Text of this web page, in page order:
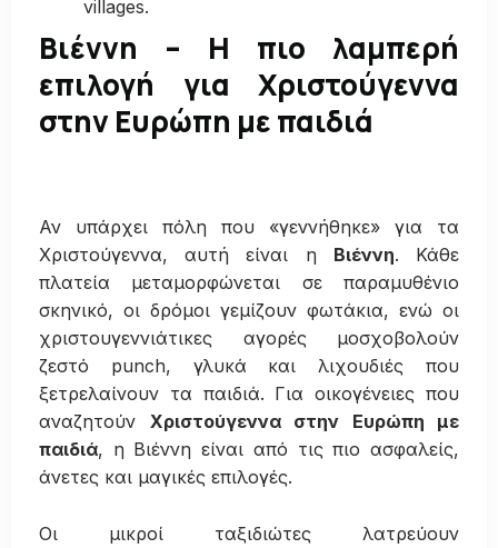
villages.
Βιέννη – Η πιο λαμπερή
επιλογή για Χριστούγεννα
στην Ευρώπη με παιδιά
Αν υπάρχει πόλη που «γεννήθηκε» για τα
Χριστούγεννα, αυτή είναι η Βιέννη. Κάθε
πλατεία μεταμορφώνεται σε παραμυθένιο
σκηνικό, οι δρόμοι γεμίζουν φωτάκια, ενώ οι
χριστουγεννιάτικες αγορές μοσχοβολούν
ζεστό punch, γλυκά και λιχουδιές που
ξετρελαίνουν τα παιδιά. Για οικογένειες που
αναζητούν Χριστούγεννα στην Ευρώπη με
παιδιά, η Βιέννη είναι από τις πιο ασφαλείς,
άνετες και μαγικές επιλογές.
Οι μικροί ταξιδιώτες λατρεύουν